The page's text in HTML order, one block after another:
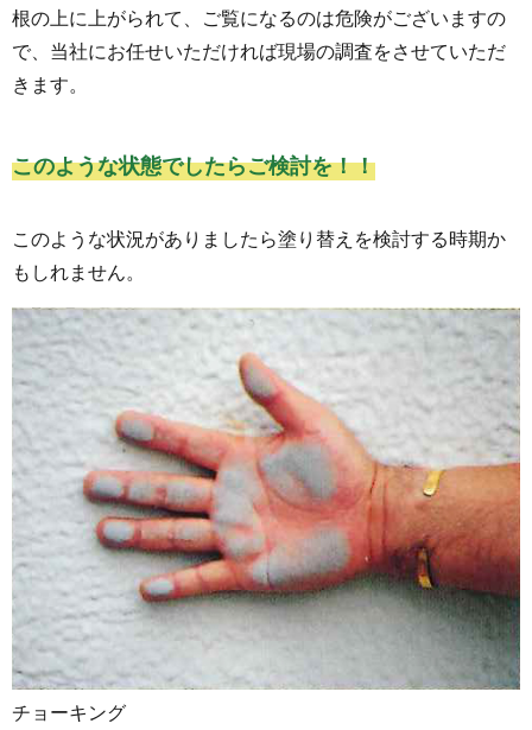
根の上に上がられて、ご覧になるのは危険がございますの
で、当社にお任せいただければ現場の調査をさせていただ
きます。
このような状態でしたらご検討を！！
このような状況がありましたら塗り替えを検討する時期か
もしれません。
チョーキング